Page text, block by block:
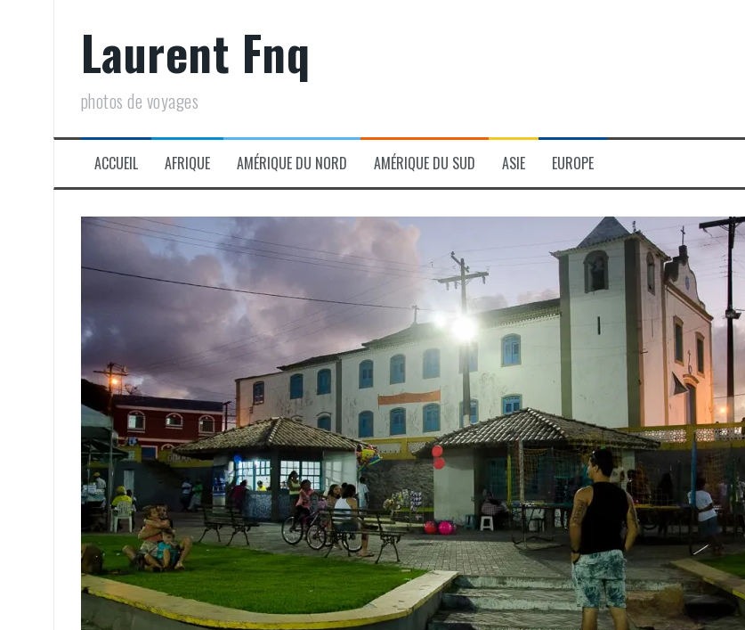
Laurent Fnq
photos de voyages
ACCUEIL AFRIQUE AMÉRIQUE DU NORD AMÉRIQUE DU SUD ASIE EUROPE